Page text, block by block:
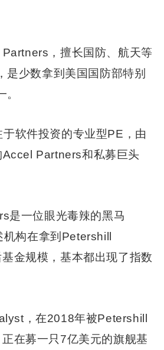
，擅长国防、航天等
是少数拿到美国国防部特别
软件投资的专业型PE，由
Partners和私募巨头
是一位眼光毒辣的黑马
构在拿到Petershill
金规模，基本都出现了指数
，在2018年被Petershill
在募一只7亿美元的旗舰基